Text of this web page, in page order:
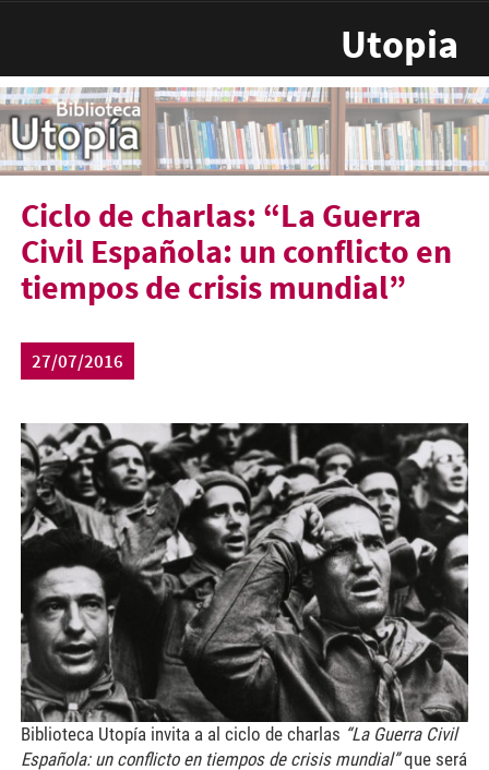
Utopia
Ciclo de charlas: “La Guerra
Civil Española: un conflicto en
tiempos de crisis mundial”
27/07/2016
guerra-civil-espanola-
450x300.jpg
Biblioteca Utopía invita a al ciclo de charlas “La Guerra Civil
Española: un conflicto en tiempos de crisis mundial”que será